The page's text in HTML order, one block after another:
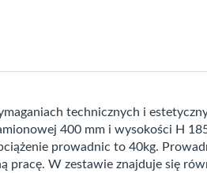
technicznych i
400 mm i wysokości H
prowadnic to 40kg.
pracę. W zestawie znajduje się